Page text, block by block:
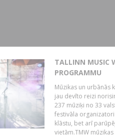
TALLINN MUSIC
PROGRAMMU
Mūzikas un urbānās
jau devīto reizi
237 mūziķi no 33
festivāla
klāstu, bet arī
vietām.TMW